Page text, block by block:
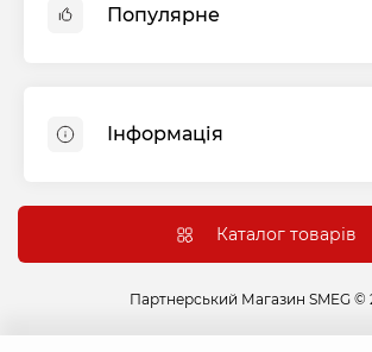
Популярне
Варильні панелі
Витяжки
Посудомийні машини
Варильні центри
Інформація
Гарантія та сервіс
Каталог товарів
Партнерський Магазин SMEG ©